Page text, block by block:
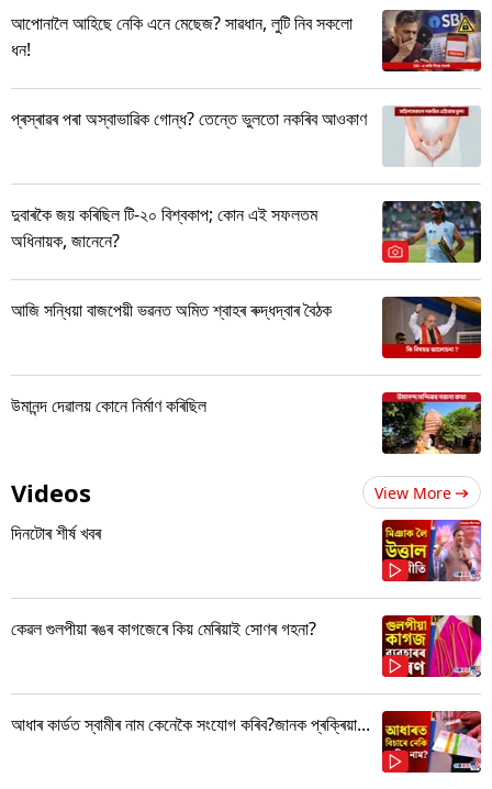
আপোনালৈ আহিছে নেকি এনে মেছেজ? সাৱধান, লুটি নিব সকলো
ধন!
প্ৰস্ৰাৱৰ পৰা অস্বাভাৱিক গোন্ধ? তেন্তে ভুলতো নকৰিব আওকাণ
দুবাৰকৈ জয় কৰিছিল টি-২০ বিশ্বকাপ; কোন এই সফলতম
অধিনায়ক, জানেনে?
আজি সন্ধিয়া বাজপেয়ী ভৱনত অমিত শ্বাহৰ ৰুদ্ধদ্বাৰ বৈঠক
উমানন্দ দেৱালয় কোনে নিৰ্মাণ কৰিছিল
Videos View More
দিনটোৰ শীৰ্ষ খবৰ
কেৱল গুলপীয়া ৰঙৰ কাগজেৰে কিয় মেৰিয়াই সোণৰ গহনা?
আধাৰ কাৰ্ডত স্বামীৰ নাম কেনেকৈ সংযোগ কৰিব?জানক প্ৰক্ৰিয়া...